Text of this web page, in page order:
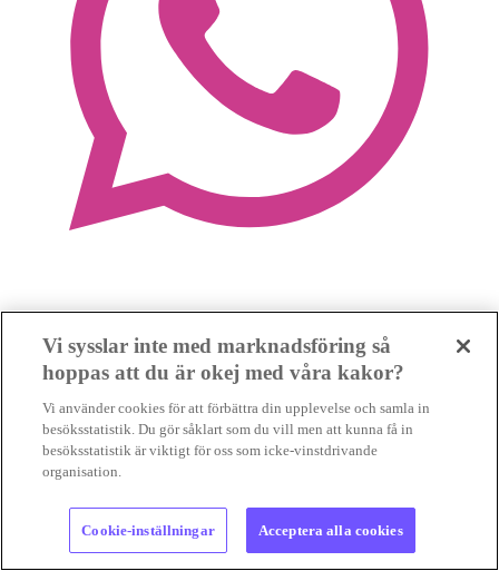
Vi sysslar inte med marknadsföring så
hoppas att du är okej med våra kakor?
Vi använder cookies för att förbättra din upplevelse och samla in
besöksstatistik. Du gör såklart som du vill men att kunna få in
besöksstatistik är viktigt för oss som icke-vinstdrivande
organisation.
Cookie-inställningar Acceptera alla cookies